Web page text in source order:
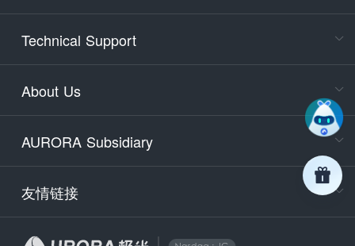
Technical Support
About Us
AURORA Subsidiary
友情链接
days)
9:30-
Email